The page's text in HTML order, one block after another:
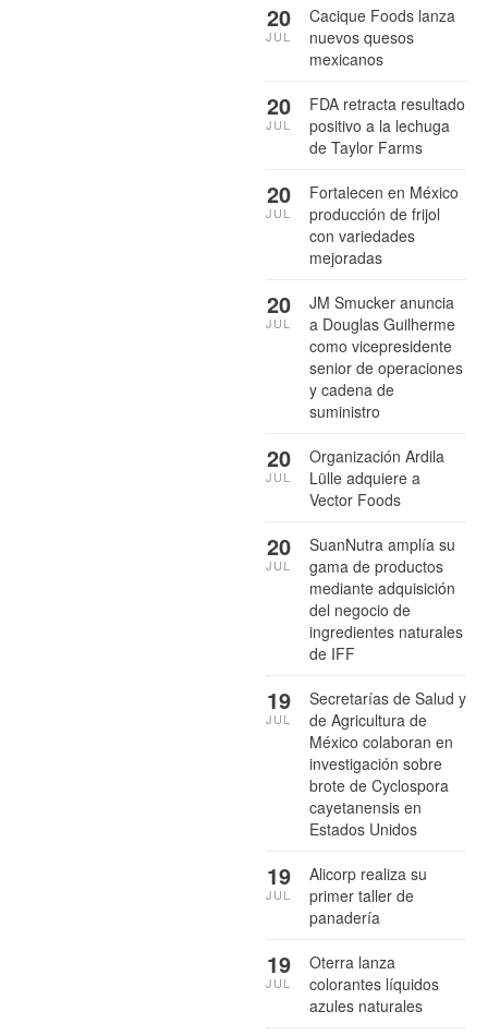
Cacique Foods lanza
nuevos quesos
mexicanos
20
JUL
FDA retracta resultado
positivo a la lechuga
de Taylor Farms
20
JUL
Fortalecen en México
producción de frijol
con variedades
mejoradas
20
JUL
JM Smucker anuncia
a Douglas Guilherme
como vicepresidente
senior de operaciones
y cadena de
suministro
20
JUL
Organización Ardila
Lülle adquiere a
Vector Foods
20
JUL
SuanNutra amplía su
gama de productos
mediante adquisición
del negocio de
ingredientes naturales
de IFF
20
JUL
Secretarías de Salud y
de Agricultura de
México colaboran en
investigación sobre
brote de Cyclospora
cayetanensis en
Estados Unidos
19
JUL
Alicorp realiza su
primer taller de
panadería
19
JUL
Oterra lanza
colorantes líquidos
azules naturales
19
JUL